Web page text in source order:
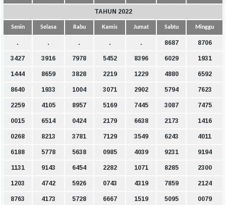
TAHUN 2022
Senin Selasa Rabu Kamis Jumat Sabtu Minggu
. . . . . 8687 8706
3427 3916 7978 5452 8396 6029 1931
1444 8659 3828 2219 1229 4880 6592
8640 1933 1004 3071 2902 5794 7623
2259 4105 8957 5169 7445 3087 7475
0015 6514 0424 2179 6638 2173 1416
0268 8213 3781 7129 3549 6243 4011
6188 5778 5638 0985 4039 9231 9194
1131 9143 6454 2282 1071 8285 2300
1203 4742 5926 0743 4319 7859 2124
8763 4173 5728 6667 1519 5095 0079